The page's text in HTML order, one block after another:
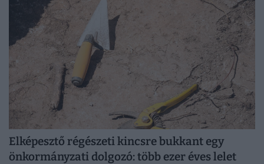
Elképesztő régészeti kincsre bukkant egy
önkormányzati dolgozó: több ezer éves lelet